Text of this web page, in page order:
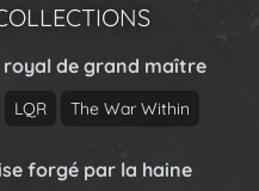
royal de grand maître
LQR The War Within
forgé par la haine